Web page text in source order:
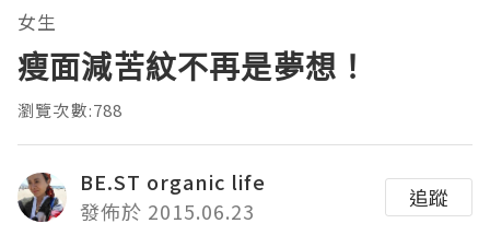
女生
瘦面減苦紋不再是夢想！
瀏覽次數:788
BE.ST organic life
發佈於 2015.06.23
追蹤